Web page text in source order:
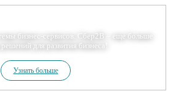
бизнес-сервисов. Сбер2В – еще больше
для развития бизнеса!
Узнать больше